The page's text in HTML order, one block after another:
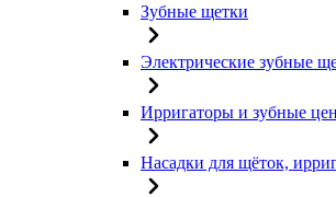
Зубные щетки
Электрические зубные
Ирригаторы и зубные
Насадки для щёток,